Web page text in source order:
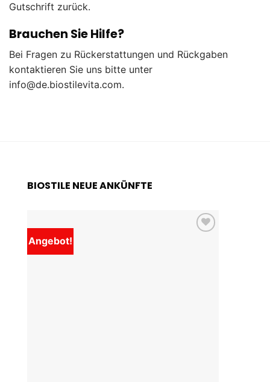
Gutschrift zurück.
Brauchen Sie Hilfe?
Bei Fragen zu Rückerstattungen und Rückgaben
kontaktieren Sie uns bitte unter
info@de.biostilevita.com.
BIOSTILE NEUE ANKÜNFTE
Angebot!